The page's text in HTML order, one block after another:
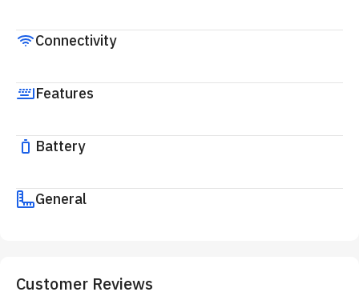
Connectivity
Features
Battery
General
Customer Reviews